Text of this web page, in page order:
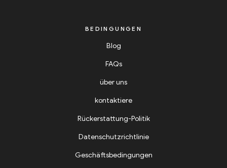
BEDINGUNGEN
Blog
FAQs
über uns
kontaktiere
Rückerstattung-Politik
Datenschutzrichtlinie
Geschäftsbedingungen